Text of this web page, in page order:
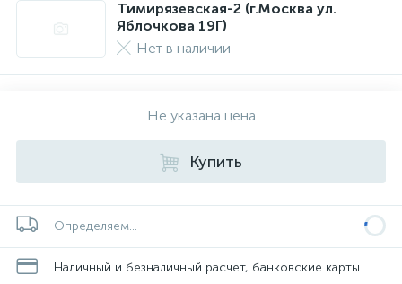
Тимирязевская-2 (г.Москва ул.
Яблочкова 19Г)
Нет в наличии
Не указана цена
Купить
Определяем...
Наличный и безналичный расчет, банковские карты